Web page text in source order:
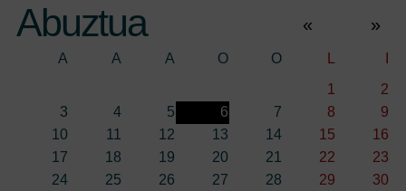
Abuztua « »
A A A O O
1
2
3
4 5 6 7 8
9
10
11 12 13 14 15
16
17
18 19 20 21 22
23
24
25 26 27 28 29
30